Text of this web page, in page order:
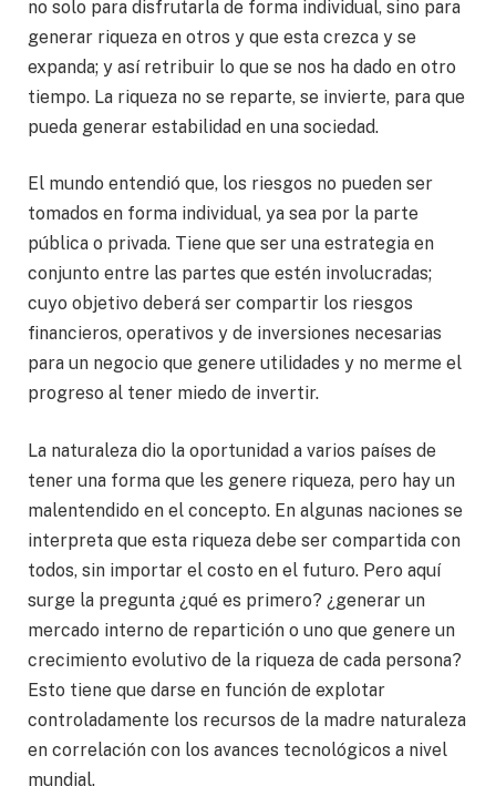
no solo para disfrutarla de forma individual, sino para
generar riqueza en otros y que esta crezca y se
expanda; y así retribuir lo que se nos ha dado en otro
tiempo. La riqueza no se reparte, se invierte, para que
pueda generar estabilidad en una sociedad.
El mundo entendió que, los riesgos no pueden ser
tomados en forma individual, ya sea por la parte
pública o privada. Tiene que ser una estrategia en
conjunto entre las partes que estén involucradas;
cuyo objetivo deberá ser compartir los riesgos
financieros, operativos y de inversiones necesarias
para un negocio que genere utilidades y no merme el
progreso al tener miedo de invertir.
La naturaleza dio la oportunidad a varios países de
tener una forma que les genere riqueza, pero hay un
malentendido en el concepto. En algunas naciones se
interpreta que esta riqueza debe ser compartida con
todos, sin importar el costo en el futuro. Pero aquí
surge la pregunta ¿qué es primero? ¿generar un
mercado interno de repartición o uno que genere un
crecimiento evolutivo de la riqueza de cada persona?
Esto tiene que darse en función de explotar
controladamente los recursos de la madre naturaleza
en correlación con los avances tecnológicos a nivel
mundial.